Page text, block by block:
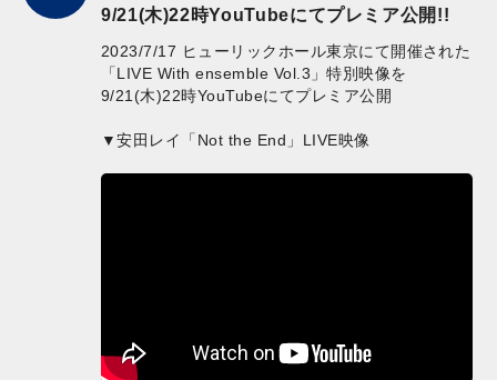
9/21(木)22時YouTubeにてプレミア公開!!
2023/7/17 ヒューリックホール東京にて開催された
「LIVE With ensemble Vol.3」特別映像を
9/21(木)22時YouTubeにてプレミア公開
▼安田レイ「Not the End」LIVE映像